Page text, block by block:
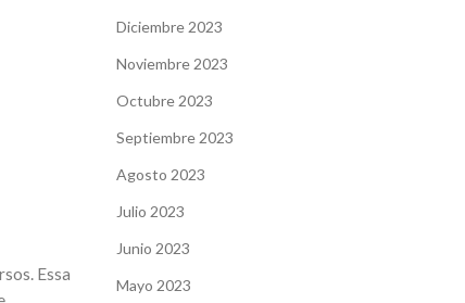
Essa
Diciembre 2023
Noviembre 2023
Octubre 2023
Septiembre 2023
Agosto 2023
Julio 2023
Junio 2023
Mayo 2023